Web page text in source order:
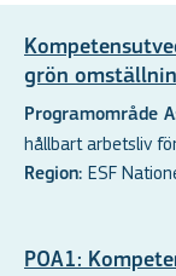
grön
Programområde
hållbart arbetsliv
Region: ESF
POA1: